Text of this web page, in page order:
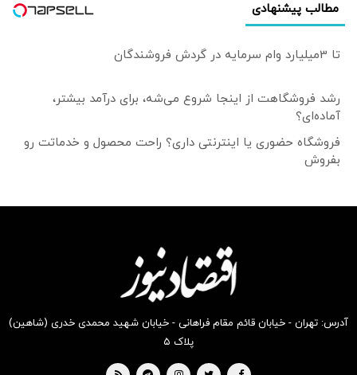
مطالب پیشنهادی
تا 3میلیارد وام سرمایه در گردش فروشندگان
رشد فروشگاهت از اینجا شروع می‌شه، برای درآمد بیشتر،
آماده‌ای؟
فروشگاه حضوری یا اینترنتی داری؟ راحت محصول و خدماتت رو
بفروش
آدرس: تهران - خیابان قائم مقام فراهانی - خیابان شهید محمدی خدری (شاهین)
پلاک ۵